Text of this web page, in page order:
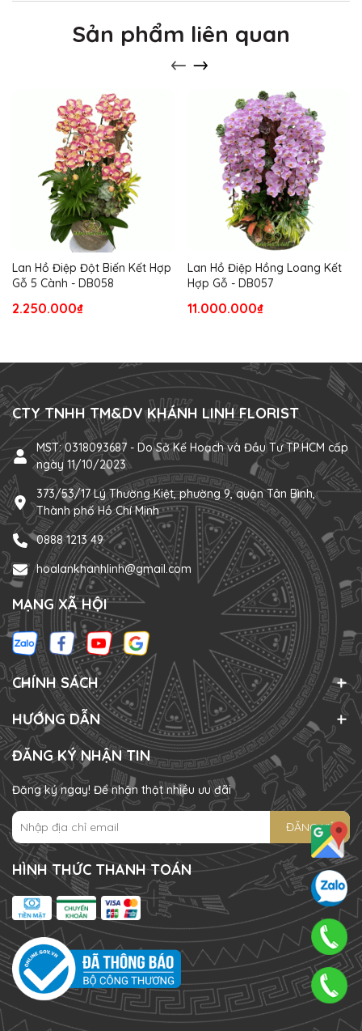
Sản phẩm liên quan
Lan Hồ Điệp Đột Biến Kết Hợp
Gỗ 5 Cành - DB058
2.250.000₫
Lan Hồ Điệp Hồng Loang Kết
Hợp Gỗ - DB057
11.000.000₫
CTY TNHH TM&DV KHÁNH LINH FLORIST
MST: 0318093687 - Do Sở Kế Hoạch và Đầu Tư TP.HCM cấp
ngày 11/10/2023
373/53/17 Lý Thường Kiệt, phường 9, quận Tân Bình,
Thành phố Hồ Chí Minh
0888 1213 49
hoalankhanhlinh@gmail.com
MẠNG XÃ HỘI
CHÍNH SÁCH
HƯỚNG DẪN
ĐĂNG KÝ NHẬN TIN
Đăng ký ngay! Để nhận thật nhiều ưu đãi
ĐĂNG KÝ
HÌNH THỨC THANH TOÁN